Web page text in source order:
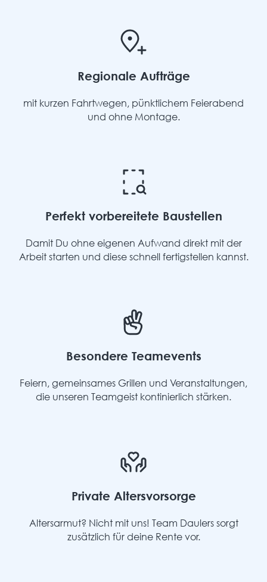
Regionale Aufträge
mit kurzen Fahrtwegen, pünktlichem Feierabend
und ohne Montage.
Perfekt vorbereitete Baustellen
Damit Du ohne eigenen Aufwand direkt mit der
Arbeit starten und diese schnell fertigstellen kannst.
Besondere Teamevents
Feiern, gemeinsames Grillen und Veranstaltungen,
die unseren Teamgeist kontinierlich stärken.
Private Altersvorsorge
Altersarmut? Nicht mit uns! Team Daulers sorgt
zusätzlich für deine Rente vor.